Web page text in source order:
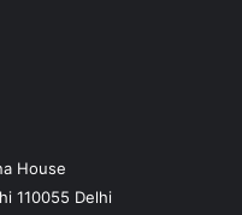
House
110055 Delhi